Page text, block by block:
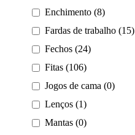
Enchimento (8)
Fardas de trabalho (15)
Fechos (24)
Fitas (106)
Jogos de cama (0)
Lenços (1)
Mantas (0)